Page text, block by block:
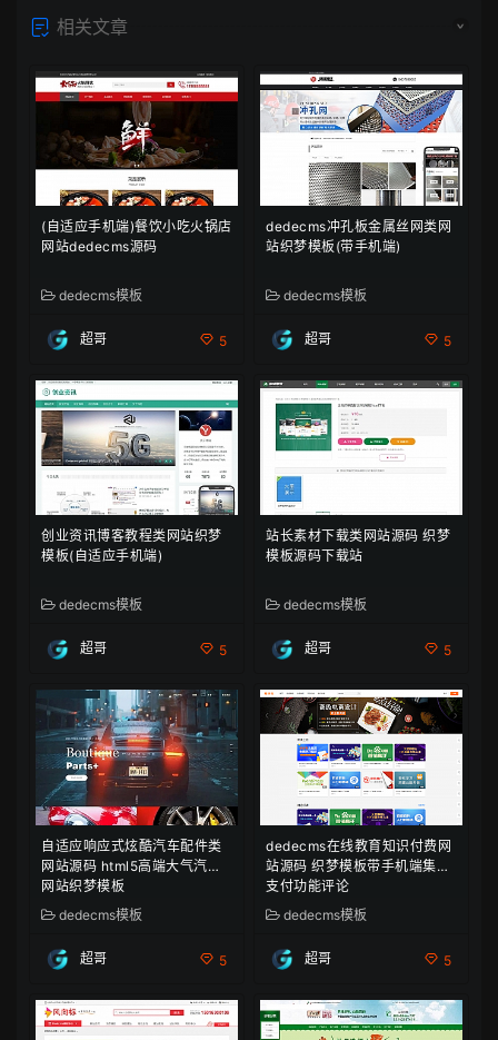
相关文章
(自适应手机端)餐饮小吃火锅店
网站dedecms源码
dedecms模板
超哥 5
dedecms冲孔板金属丝网类网
站织梦模板(带手机端)
dedecms模板
超哥 5
创业资讯博客教程类网站织梦
模板(自适应手机端)
dedecms模板
超哥 5
站长素材下载类网站源码 织梦
模板源码下载站
dedecms模板
超哥 5
自适应响应式炫酷汽车配件类
网站源码 html5高端大气汽车
网站织梦模板
dedecms模板
超哥 5
dedecms在线教育知识付费网
站源码 织梦模板带手机端集成
支付功能评论
dedecms模板
超哥 5